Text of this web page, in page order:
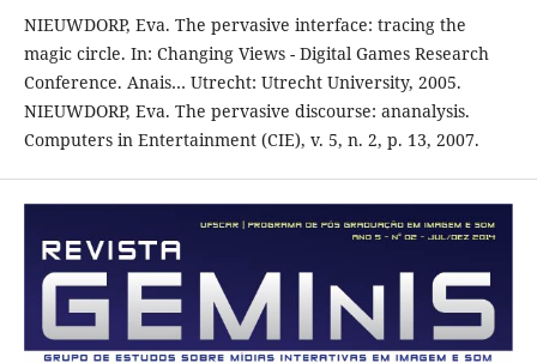
NIEUWDORP, Eva. The pervasive interface: tracing the
magic circle. In: Changing Views - Digital Games Research
Conference. Anais… Utrecht: Utrecht University, 2005.
NIEUWDORP, Eva. The pervasive discourse: ananalysis.
Computers in Entertainment (CIE), v. 5, n. 2, p. 13, 2007.